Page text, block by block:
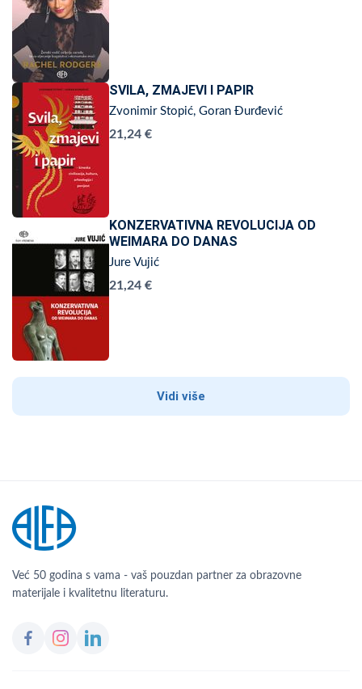
SVILA, ZMAJEVI I PAPIR
Zvonimir Stopić, Goran Đurđević
21,24 €
KONZERVATIVNA REVOLUCIJA OD
WEIMARA DO DANAS
Jure Vujić
21,24 €
Vidi više
Već 50 godina s vama - vaš pouzdan partner za obrazovne
materijale i kvalitetnu literaturu.